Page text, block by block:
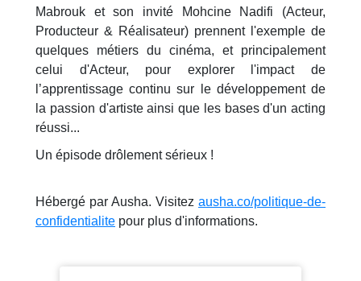
Mabrouk et son invité Mohcine Nadifi (Acteur,
Producteur & Réalisateur) prennent l'exemple de
quelques métiers du cinéma, et principalement
celui d'Acteur, pour explorer l'impact de
l’apprentissage continu sur le développement de
la passion d'artiste ainsi que les bases d'un acting
réussi...
Un épisode drôlement sérieux !
Hébergé par Ausha. Visitez ausha.co/politique-de-
confidentialite pour plus d'informations.